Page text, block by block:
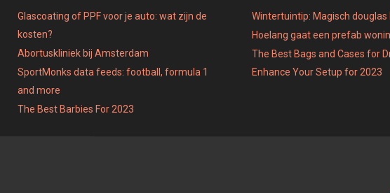
Glascoating of PPF voor je auto: wat zijn de
kosten?
Abortuskliniek bij Amsterdam
SportMonks data feeds: football, formula 1
and more
The Best Barbies For 2023
Wintertuintip: Magisch douglas
Hoelang gaat een prefab
The Best Bags and Cases for
Enhance Your Setup for 2023